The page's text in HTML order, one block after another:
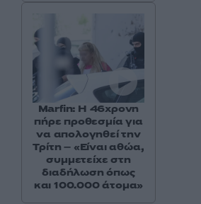
Marfin: Η 46χρονη
πήρε προθεσμία για
να απολογηθεί την
Τρίτη – «Είναι αθώα,
συμμετείχε στη
διαδήλωση όπως
και 100.000 άτομα»